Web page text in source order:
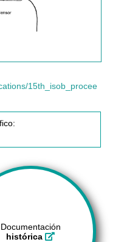
15th_isob_procee
Documentación
histórica